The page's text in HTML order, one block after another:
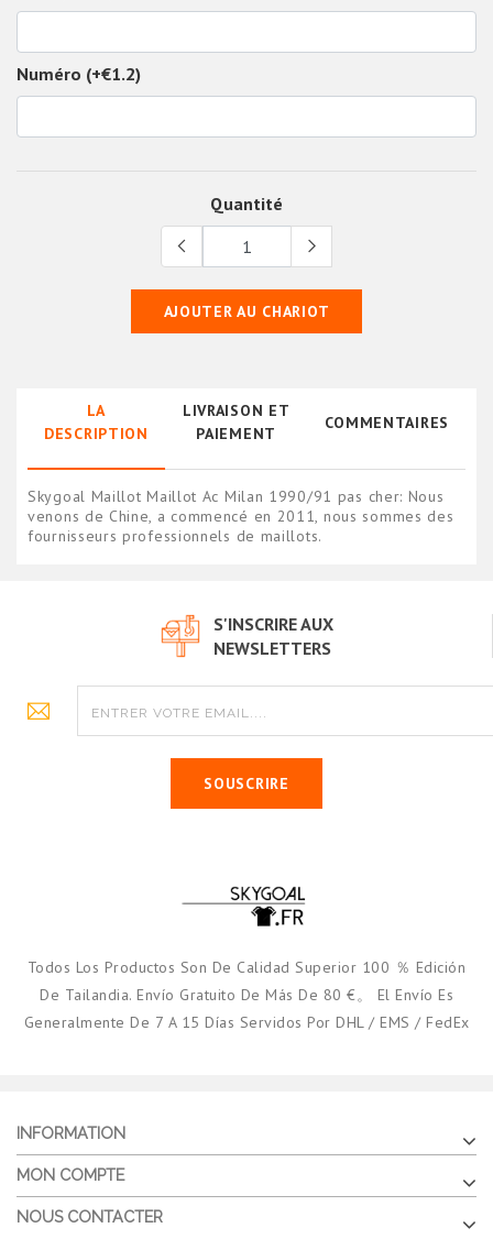
Numéro (+€1.2)
Quantité
AJOUTER AU CHARIOT
LA
DESCRIPTION
LIVRAISON ET
PAIEMENT
COMMENTAIRES
Skygoal Maillot Maillot Ac Milan 1990/91 pas cher: Nous
venons de Chine, a commencé en 2011, nous sommes des
fournisseurs professionnels de maillots.
S'INSCRIRE AUX
NEWSLETTERS
SOUSCRIRE
Todos Los Productos Son De Calidad Superior 100 ％ Edición
De Tailandia. Envío Gratuito De Más De 80 €。 El Envío Es
Generalmente De 7 A 15 Días Servidos Por DHL / EMS / FedEx
INFORMATION
MON COMPTE
NOUS CONTACTER